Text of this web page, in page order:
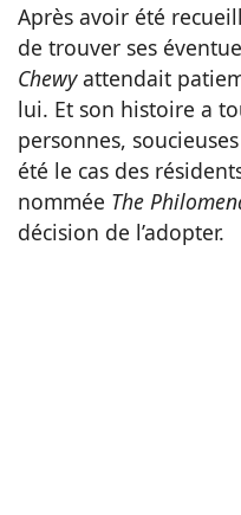
Après avoir été
de trouver ses
Chewyattendait
lui. Et son histoire a
personnes,
été le cas des
nommée The
décision de l’adopter.